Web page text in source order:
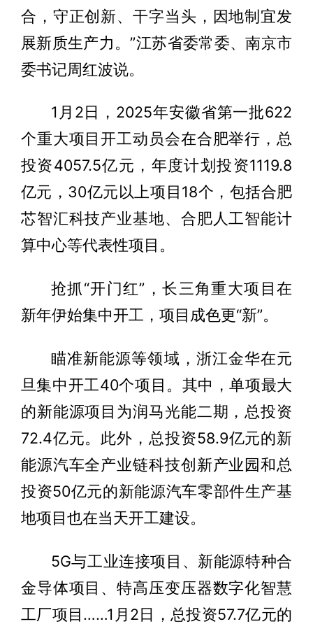
合，守正创新、干字当头，因地制宜发
展新质生产力。”江苏省委常委、南京市
委书记周红波说。
1月2日，2025年安徽省第一批622
个重大项目开工动员会在合肥举行，总
投资4057.5亿元，年度计划投资1119.8
亿元，30亿元以上项目18个，包括合肥
芯智汇科技产业基地、合肥人工智能计
算中心等代表性项目。
抢抓“开门红”，长三角重大项目在
新年伊始集中开工，项目成色更“新”。
瞄准新能源等领域，浙江金华在元
旦集中开工40个项目。其中，单项最大
的新能源项目为润马光能二期，总投资
72.4亿元。此外，总投资58.9亿元的新
能源汽车全产业链科技创新产业园和总
投资50亿元的新能源汽车零部件生产基
地项目也在当天开工建设。
5G与工业连接项目、新能源特种合
金导体项目、特高压变压器数字化智慧
工厂项目……1月2日，总投资57.7亿元的